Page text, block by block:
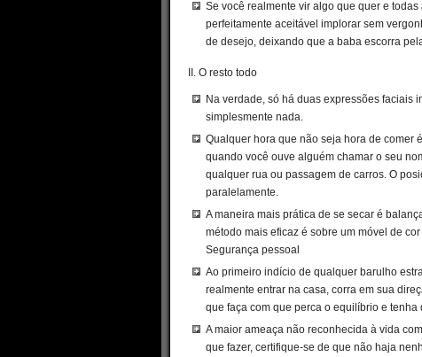
Se você realmente vir algo que quer e
perfeitamente aceitável implorar sem
de desejo, deixando que a baba escorra
II. O resto todo
Na verdade, só há duas expressões faciais
simplesmente nada.
Qualquer hora que não seja hora de comer
quando você ouve alguém chamar o seu
qualquer rua ou passagem de carros. O
paralelamente.
A maneira mais prática de se secar é
método mais eficaz é sobre um móvel de
Segurança pessoal
Ao primeiro indício de qualquer barulho
realmente entrar na casa, corra em sua
que faça com que perca o equilíbrio e tenha
A maior ameaça não reconhecida à vida
que fazer, certifique-se de que não haja